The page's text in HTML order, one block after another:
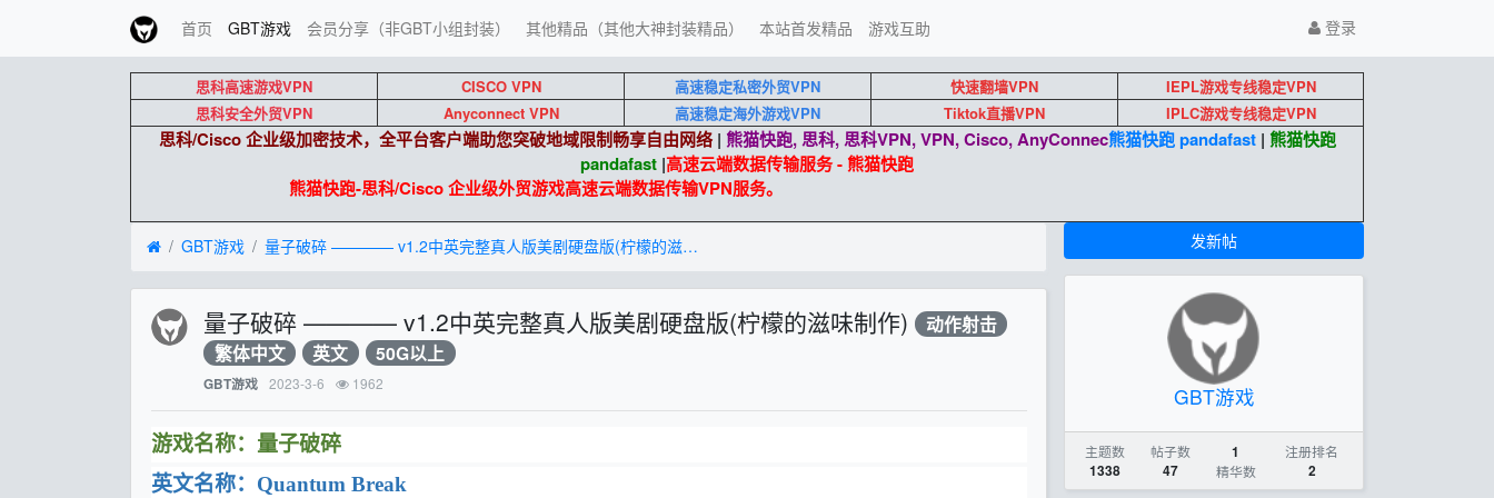
首页 GBT游戏 会员分享（非GBT小组封装） 其他精品（其他大神封装精品） 本站首发精品 游戏互助 登录
思科高速游戏VPN CISCO VPN 高速稳定私密外贸VPN 快速翻墙VPN
IEPL游戏专线稳定VPN
思科安全外贸VPN
Anyconnect VPN 高速稳定海外游戏VPN Tiktok直播VPN IPLC游戏专线稳定VPN
思科/Cisco 企业级加密技术，全平台客户端助您突破地域限制畅享自由网络| 熊猫快跑, 思科, 思科VPN, VPN, Cisco, AnyConnec熊猫快跑 pandafast| 熊猫快跑
pandafast |高速云端数据传输服务 - 熊猫快跑
熊猫快跑-思科/Cisco 企业级外贸游戏高速云端数据传输VPN服务。
GBT游戏 量子破碎 ———— v1.2中英完整真人版美剧硬盘版(柠檬的滋味制作)
量子破碎 ———— v1.2中英完整真人版美剧硬盘版(柠檬的滋味制作) 动作射击
繁体中文
英文 50G以上
GBT游戏 2023-3-6 1962
游戏名称：量子破碎
英文名称：Quantum Break
发新帖
GBT游戏
主题数
1338
帖子数
47
1
精华数
注册排名
2